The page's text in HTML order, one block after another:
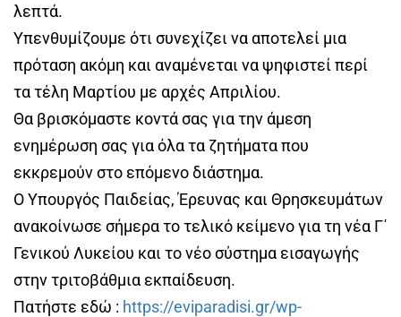
λεπτά.
Υπενθυμίζουμε ότι συνεχίζει να αποτελεί μια
πρόταση ακόμη και αναμένεται να ψηφιστεί περί
τα τέλη Μαρτίου με αρχές Απριλίου.
Θα βρισκόμαστε κοντά σας για την άμεση
ενημέρωση σας για όλα τα ζητήματα που
εκκρεμούν στο επόμενο διάστημα.
Ο Υπουργός Παιδείας, Έρευνας και Θρησκευμάτων
ανακοίνωσε σήμερα το τελικό κείμενο για τη νέα Γ΄
Γενικού Λυκείου και το νέο σύστημα εισαγωγής
στην τριτοβάθμια εκπαίδευση.
Πατήστε εδώ : https://eviparadisi.gr/wp-